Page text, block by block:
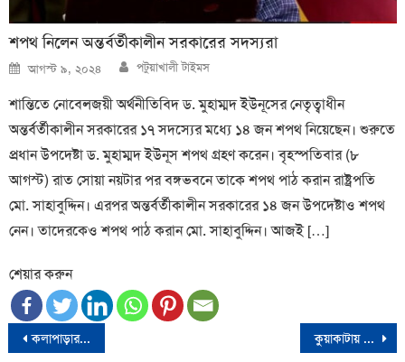
শপথ নিলেন অন্তর্বর্তীকালীন সরকারের সদস্যরা
Posted
on
আগস্ট ৯, ২০২৪ Author
পটুয়াখালী টাইমস
শান্তিতে নোবেলজয়ী অর্থনীতিবিদ ড. মুহাম্মদ ইউনূসের নেতৃত্বাধীন
অন্তর্বর্তীকালীন সরকারের ১৭ সদস্যের মধ্যে ১৪ জন শপথ নিয়েছেন। শুরুতে
প্রধান উপদেষ্টা ড. মুহাম্মদ ইউনূস শপথ গ্রহণ করেন। বৃহস্পতিবার (৮
আগস্ট) রাত সোয়া নয়টার পর বঙ্গভবনে তাকে শপথ পাঠ করান রাষ্ট্রপতি
মো. সাহাবুদ্দিন। এরপর অন্তর্বর্তীকালীন সরকারের ১৪ জন উপদেষ্টাও শপথ
নেন। তাদেরকেও শপথ পাঠ করান মো. সাহাবুদ্দিন। আজই […]
শেয়ার করুন
Post
কলাপাড়ার মহিপুরে কলেজ ছাত্রদলের কমিটিতে ছাত্রলীগ নেতা কুয়াকাটায় জমি নিয়ে বিরোধের জেরে সন্ত্রাসী হামলায় আহত ৭